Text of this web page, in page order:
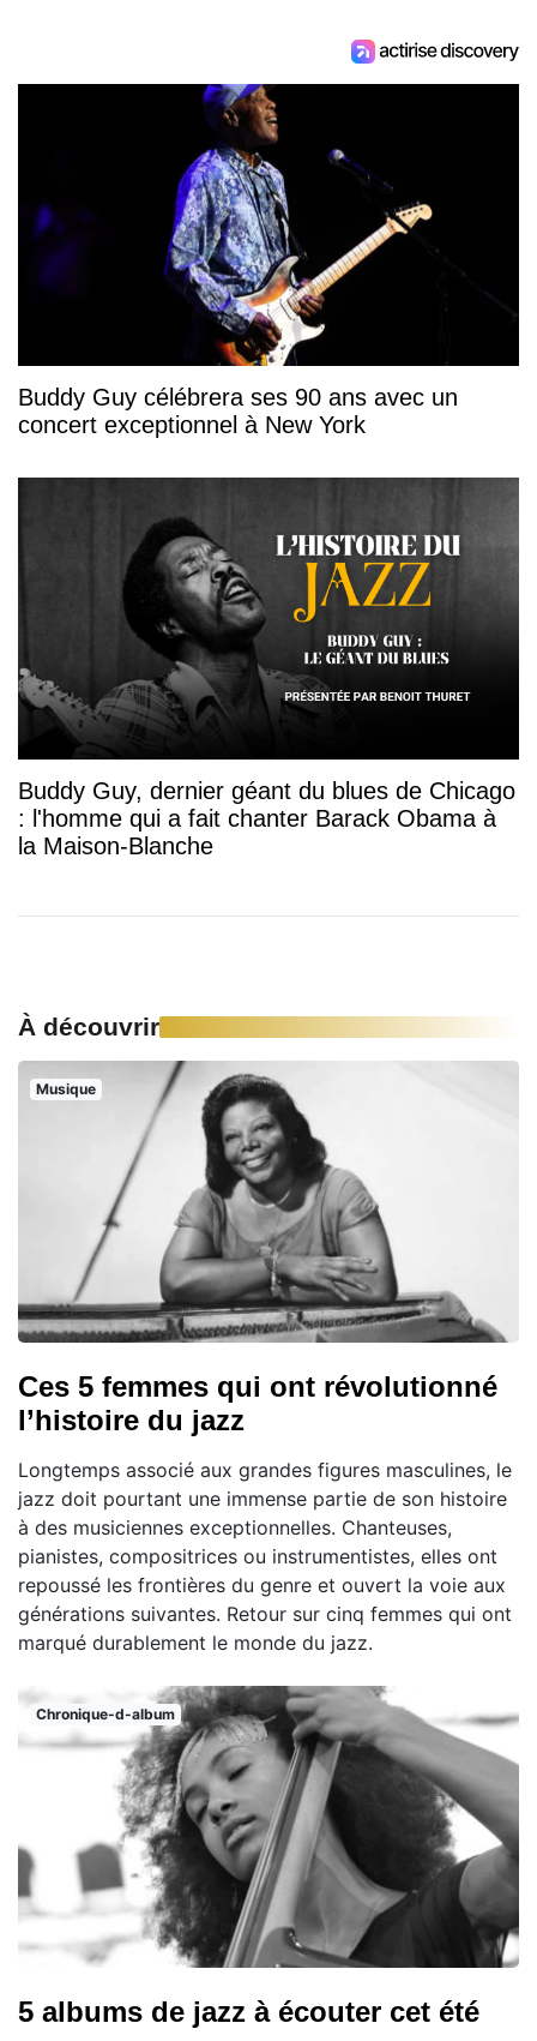
Buddy Guy célébrera ses 90 ans avec un
concert exceptionnel à New York
Buddy Guy, dernier géant du blues de Chicago
: l'homme qui a fait chanter Barack Obama à
la Maison-Blanche
À découvrir
Musique
Ces 5 femmes qui ont révolutionné
l’histoire du jazz
Longtemps associé aux grandes figures masculines, le
jazz doit pourtant une immense partie de son histoire
à des musiciennes exceptionnelles. Chanteuses,
pianistes, compositrices ou instrumentistes, elles ont
repoussé les frontières du genre et ouvert la voie aux
générations suivantes. Retour sur cinq femmes qui ont
marqué durablement le monde du jazz.
Chronique-d-album
5 albums de jazz à écouter cet été